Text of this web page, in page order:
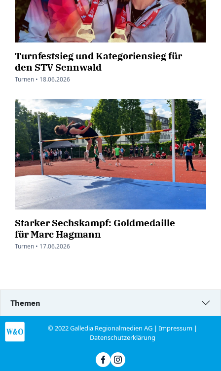
Turnfestsieg und Kategoriensieg für
den STV Sennwald
Turnen • 18.06.2026
Starker Sechskampf: Goldmedaille
für Marc Hagmann
Turnen • 17.06.2026
Themen
© 2022 Galledia Regionalmedien AG |Impressum |
Datenschutzerklärung